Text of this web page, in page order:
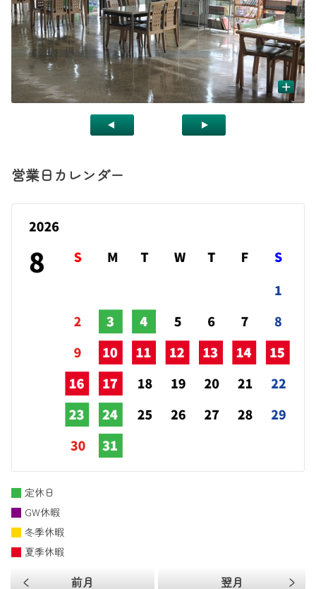
+
営業日カレンダー
前月 翌月
定休日
GW休暇
冬季休暇
夏季休暇